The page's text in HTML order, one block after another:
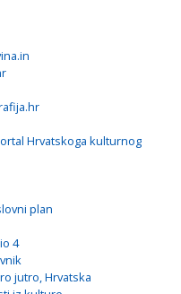
Hrvatskoga kulturnog
plan
4
jutro, Hrvatska